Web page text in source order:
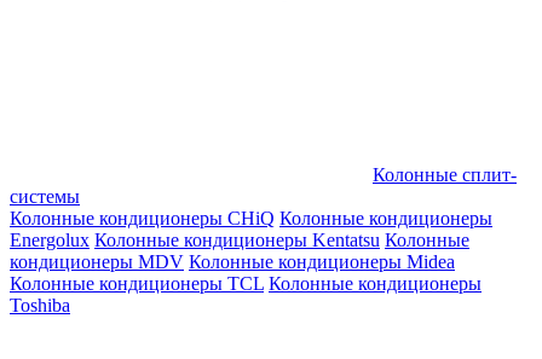
Колонные сплит-
системы
Колонные кондиционеры CHiQ Колонные кондиционеры
Energolux Колонные кондиционеры Kentatsu Колонные
кондиционеры MDV Колонные кондиционеры Midea
Колонные кондиционеры TCL Колонные кондиционеры
Toshiba